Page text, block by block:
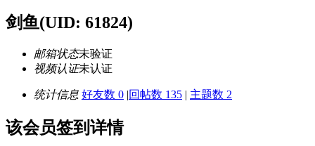
剑鱼(UID: 61824)
邮箱状态未验证
视频认证未认证
统计信息 好友数 0 |回帖数 135 | 主题数 2
该会员签到详情